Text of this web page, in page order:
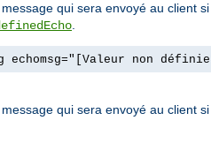
qui sera envoyé au client
echomsg="[Valeur non
qui sera envoyé au client